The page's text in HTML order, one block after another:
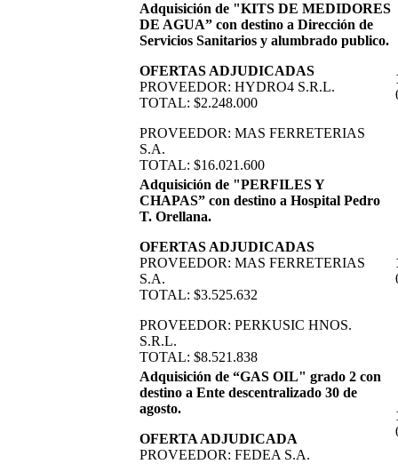
Adquisición de "KITS DE MEDIDORES
DE AGUA” con destino a Dirección de
Servicios Sanitarios y alumbrado publico.
OFERTAS ADJUDICADAS
PROVEEDOR: HYDRO4 S.R.L.
TOTAL: $2.248.000
PROVEEDOR: MAS FERRETERIAS
S.A.
TOTAL: $16.021.600
Adquisición de "PERFILES Y
CHAPAS” con destino a Hospital Pedro
T. Orellana.
OFERTAS ADJUDICADAS
PROVEEDOR: MAS FERRETERIAS
S.A.
TOTAL: $3.525.632
PROVEEDOR: PERKUSIC HNOS.
S.R.L.
TOTAL: $8.521.838
Adquisición de “GAS OIL" grado 2 con
destino a Ente descentralizado 30 de
agosto.
OFERTA ADJUDICADA
PROVEEDOR: FEDEA S.A.